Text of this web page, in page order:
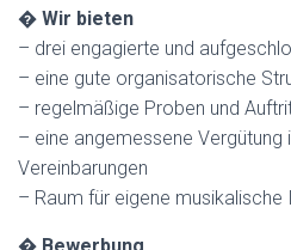
� Wir bieten
– drei engagierte und
– eine gute organisatorische
– regelmäßige Proben und
– eine angemessene Vergütung
Vereinbarungen
– Raum für eigene musikalische